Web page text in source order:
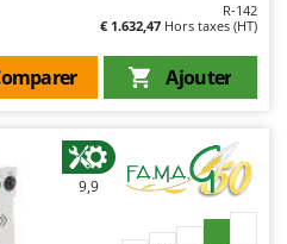
R-142
€ 1.632,47 Hors taxes (HT)
Ajouter
9,9